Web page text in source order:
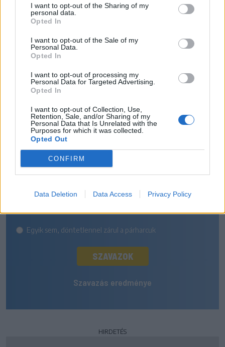
I want to opt-out of the Sharing of my
personal data.
Opted In
I want to opt-out of the Sale of my
Personal Data.
Opted In
I want to opt-out of processing my
Personal Data for Targeted Advertising.
Opted In
I want to opt-out of Collection, Use,
Retention, Sale, and/or Sharing of my
Personal Data that Is Unrelated with the
Purposes for which it was collected.
Opted Out
CONFIRM
Data Deletion Data Access Privacy Policy
Melyik csapat nyeri a székely
rangadót a Szuperliga 5.
fordulójában?
Az FK Csíkszereda otthon tartja mindhárom pontot
Egyik sem, döntetlennel zárul a párharcuk
SZAVAZOK
Szavazás eredménye
HIRDETÉS